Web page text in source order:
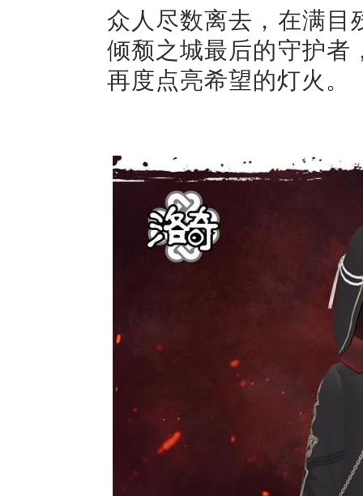
众人尽数离去，在满
倾颓之城最后的守护
再度点亮希望的灯火。